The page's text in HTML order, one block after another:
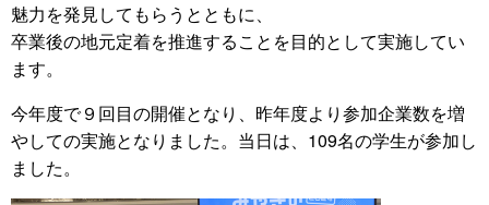
魅力を発見してもらうとともに、
卒業後の地元定着を推進することを目的として実施してい
ます。
今年度で９回目の開催となり、昨年度より参加企業数を増
やしての実施となりました。当日は、109名の学生が参加し
ました。